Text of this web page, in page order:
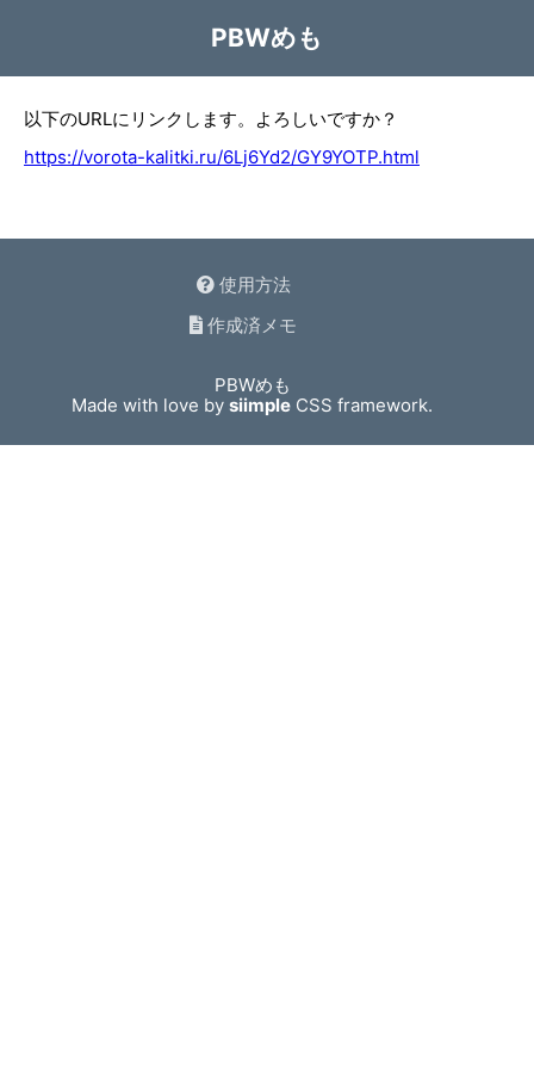
PBWめも
以下のURLにリンクします。よろしいですか？
https://vorota-kalitki.ru/6Lj6Yd2/GY9YOTP.html
使用方法
作成済メモ
PBWめも
Made with love bysiimple CSS framework.